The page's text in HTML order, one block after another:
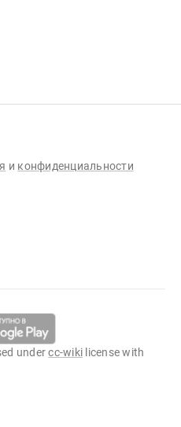
и конфиденциальности
undercc-wiki license with